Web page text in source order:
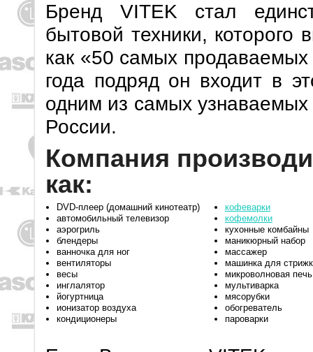
Бренд VITEK стал
бытовой техники, которого
как «50 самых продаваемых
года подряд он входит в
одним из самых узнаваемых
России.
Компания
как:
DVD-плеер (домашний кинотеатр)
автомобильный телевизор
аэрогриль
блендеры
ванночка для ног
вентиляторы
весы
инглалятор
йогуртница
ионизатор воздуха
кондиционеры
кофеварки
кофемолки
кухонные комбайны
маникюрный набор
массажер
машинка для
микроволновая печь
мультиварка
мясорубки
обогреватель
пароварки